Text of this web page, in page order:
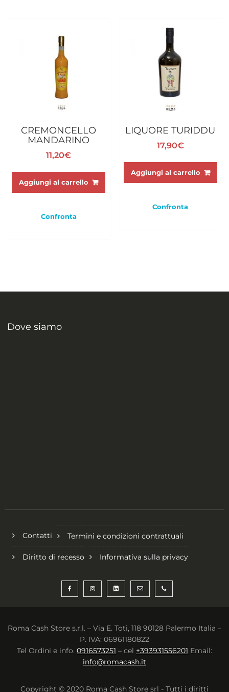
CREMONCELLO
MANDARINO
11,20€
Aggiungi al carrello
Confronta
LIQUORE TURIDDU
17,90€
Aggiungi al carrello
Confronta
Dove siamo
Contatti Termini e condizioni contrattuali
Diritto di recesso Informativa sulla privacy
Roma Cash Store s.r.l. – Via E. Toti, 118 90128 Palermo Italia –
P. IVA: 06961180822
Tel Ordini e info. 0916573251 – cel +393931556201 Email:
info@romacash.it
Copyright © 2020 Roma Cash Store srl - Tutti i diritti